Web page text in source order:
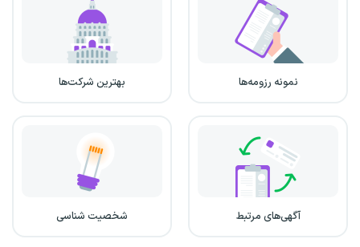
نمونه رزومه‌ها بهترین شرکت‌ها
آگهی‌های مرتبط شخصیت شناسی